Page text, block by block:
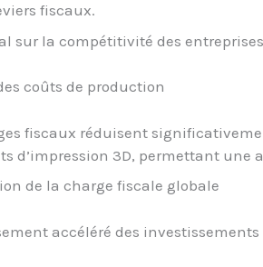
fiscaux.
sur la compétitivité des entreprises
coûts de production
fiscaux réduisent
d’impression 3D, permettant une
de la charge fiscale globale
accéléré des investissements